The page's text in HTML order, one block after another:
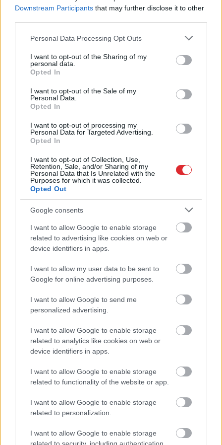
Downstream Participants that may further disclose it to other
Please note that this website/app uses one or more Google
not limited to your visit or usage behaviour. You may click to
grant or deny consent to Google and its third-party tags to
use your data for below specified purposes in below Google
consent section.
Personal Data Processing Opt Outs
I want to opt-out of the Sharing of my
personal data.
Opted In
I want to opt-out of the Sale of my
Personal Data.
Opted In
I want to opt-out of processing my
Personal Data for Targeted Advertising.
Opted In
I want to opt-out of Collection, Use,
Retention, Sale, and/or Sharing of my
Personal Data that Is Unrelated with the
Purposes for which it was collected.
Opted Out
Google consents
I want to allow Google to enable storage
related to advertising like cookies on web or
device identifiers in apps.
I want to allow my user data to be sent to
Google for online advertising purposes.
I want to allow Google to send me
personalized advertising.
I want to allow Google to enable storage
related to analytics like cookies on web or
device identifiers in apps.
I want to allow Google to enable storage
related to functionality of the website or app.
I want to allow Google to enable storage
related to personalization.
I want to allow Google to enable storage
palikt mājās
“Tuvarētu aizvērties!” Beata Jonīte jau
atkal nonāk uzmanības centrā – šoreiz ar
ASVizlūkdienesti atklāj Putina iespējamo
nākamo soli: risks pieaugs jau šoruden
“Tāvar ākstīties savā
virtuvē, nevis uz skatuves!”
Elita Mīlgrāve ļāvusies
negaidīti erotiskai skatuves
deja ar Eirovīzijas zvaigzni
Atcelt Ziņot